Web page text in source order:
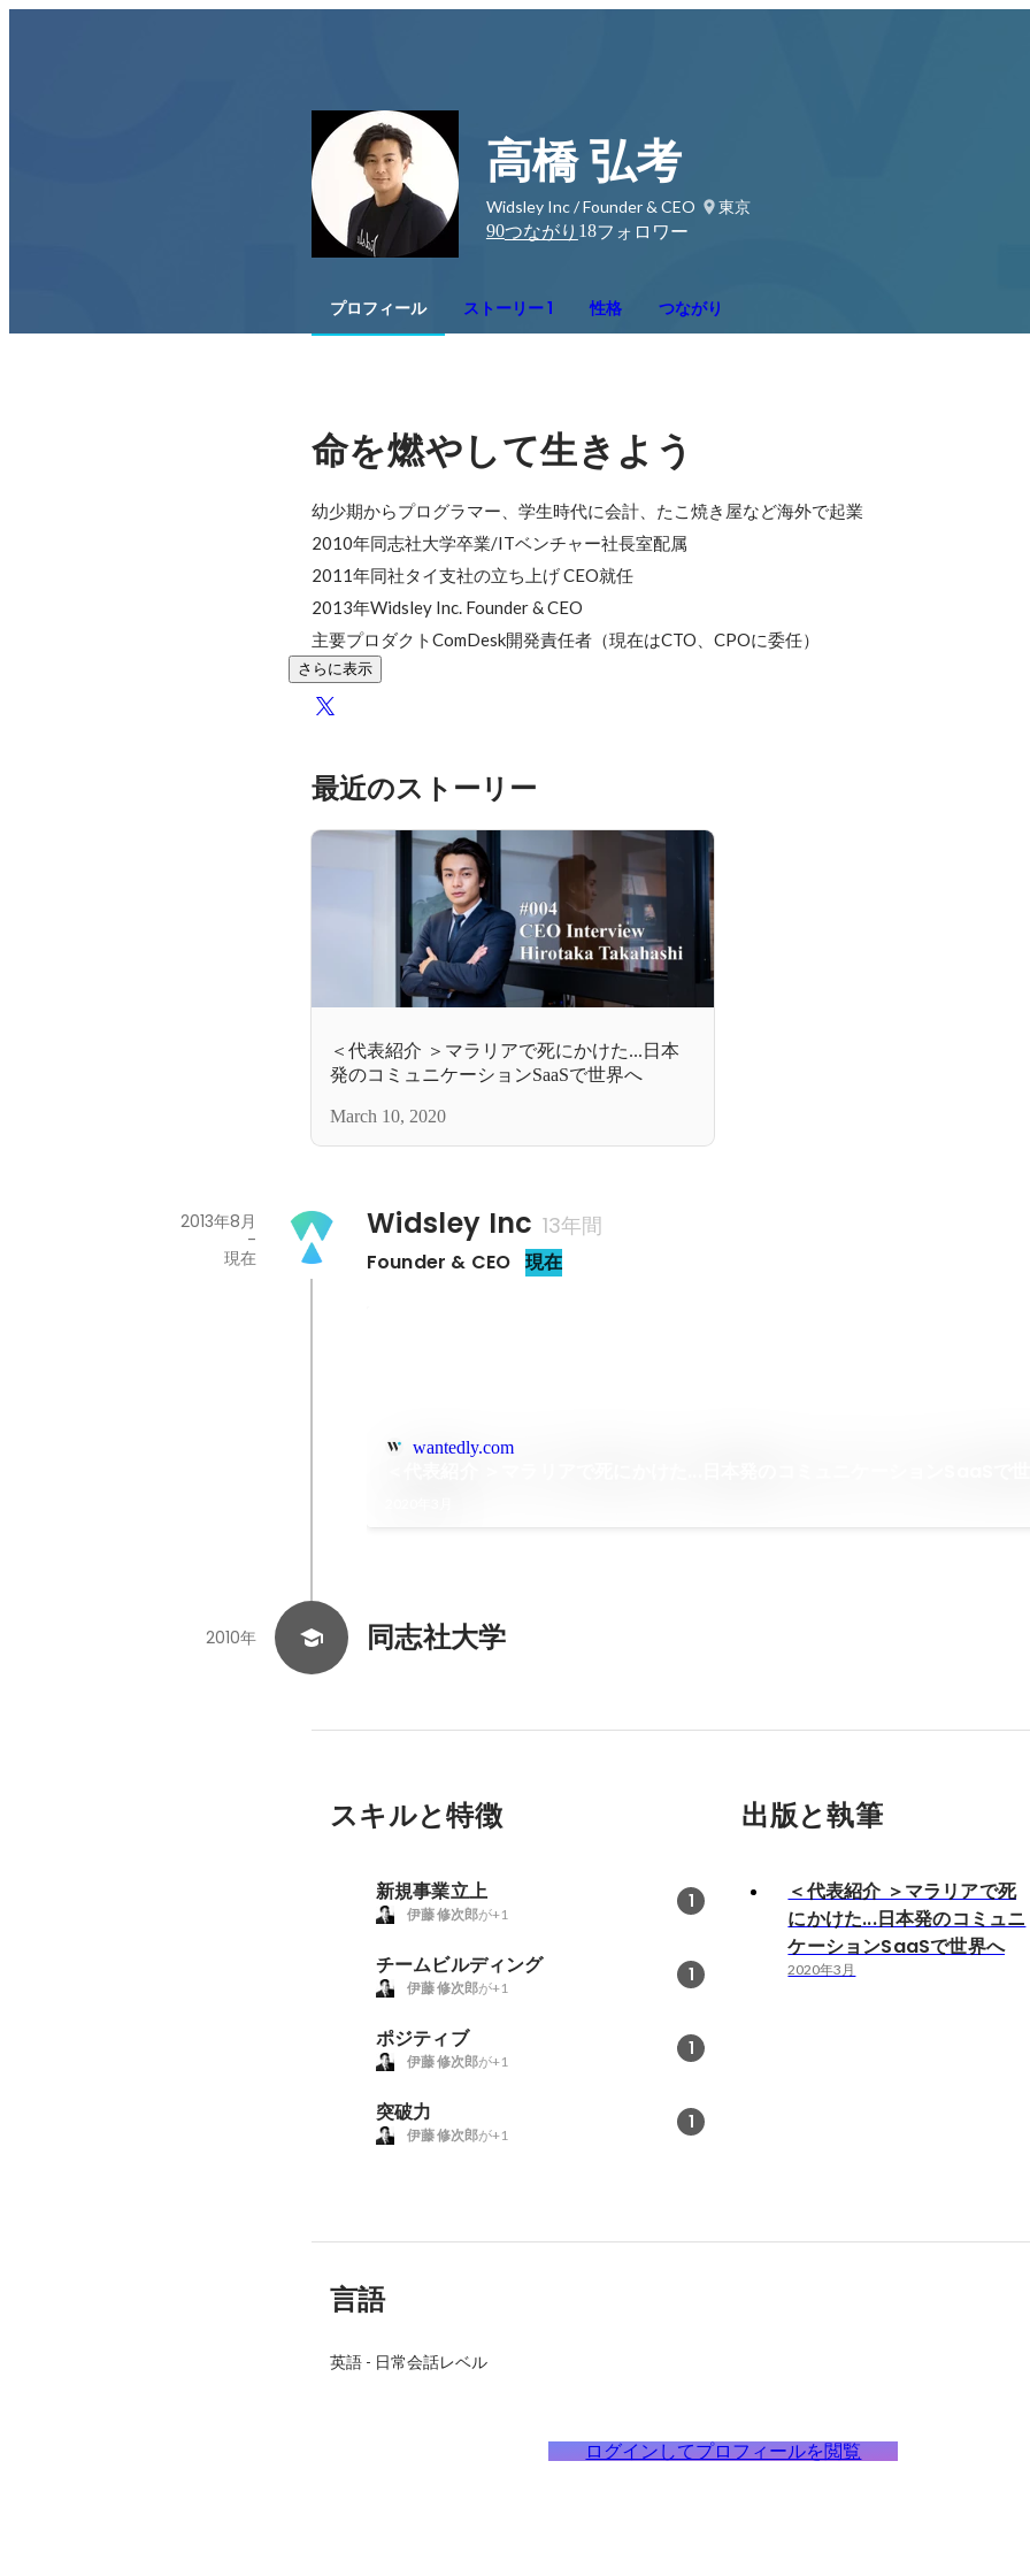
高橋 弘考
Widsley Inc / Founder & CEO
東京
90つながり 18フォロワー
プロフィール ストーリー 1 性格 つながり
命を燃やして生きよう
幼少期からプログラマー、学生時代に会計、たこ焼き屋など海外で起業
2010年同志社大学卒業/ITベンチャー社長室配属
2011年同社タイ支社の立ち上げ CEO就任
2013年Widsley Inc. Founder & CEO
主要プロダクトComDesk開発責任者（現在はCTO、CPOに委任）
さらに表示
最近のストーリー
＜代表紹介 ＞マラリアで死にかけた...日本
発のコミュニケーションSaaSで世界へ
March 10, 2020
Widsley Inc 13年間
Founder & CEO 現在
2013年8月
-
現在
wantedly.com
同志社大学
2010年
スキルと特徴
新規事業立上 1
伊藤 修次郎が+1
チームビルディング 1
伊藤 修次郎が+1
ポジティブ 1
伊藤 修次郎が+1
突破力 1
伊藤 修次郎が+1
出版と執筆
＜代表紹介 ＞マラリアで死
にかけた...日本発のコミュニ
ケーションSaaSで世界へ
2020年3月
言語
英語- 日常会話レベル
ログインしてプロフィールを閲覧